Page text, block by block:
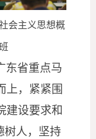
会主义思想概
东省重点马
上，紧紧围
建设要求和
树人，坚持